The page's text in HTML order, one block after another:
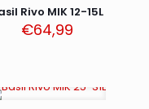
Rivo MIK 12-15L
€64,99